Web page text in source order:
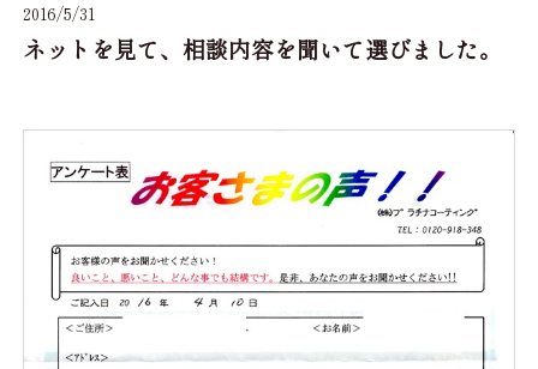
2016/5/31
ネットを見て、相談内容を聞いて選びました。